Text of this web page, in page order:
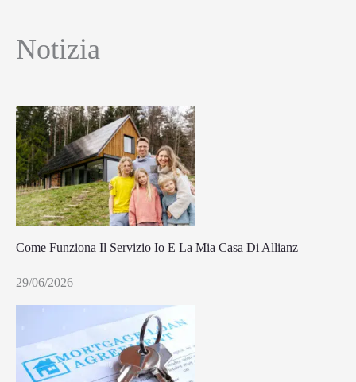
Notizia
Come Funziona Il Servizio Io E La Mia Casa Di Allianz
29/06/2026